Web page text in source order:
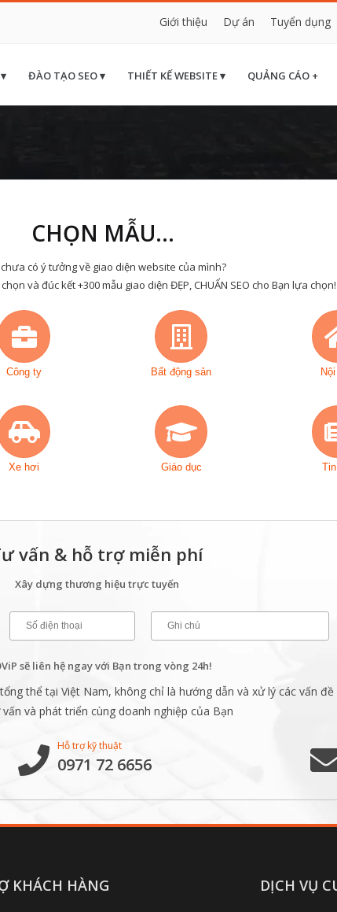
Giới thiệu Dự án Tuyển dụng
ĐÀO TẠO SEO ▾ THIẾT KẾ WEBSITE ▾ QUẢNG CÁO +
CHỌN MẪU...
có ý tưởng về giao diện website của mình?
và đúc kết +300 mẫu giao diện ĐẸP, CHUẨN SEO cho Bạn lựa chọn!
Công ty Bất động sản
Xe hơi Giáo dục
vấn & hỗ trợ miễn phí
Xây dựng thương hiệu trực tuyến
sẽ liên hệ ngay với Bạn trong vòng 24h!
thể tại Việt Nam, không chỉ là hướng dẫn và xử lý các vấn
và phát triển cùng doanh nghiệp của Bạn
Hỗ trợ kỹ thuật
0971 72 6656
KHÁCH HÀNG DỊCH VỤ